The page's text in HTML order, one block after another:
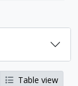
Table view